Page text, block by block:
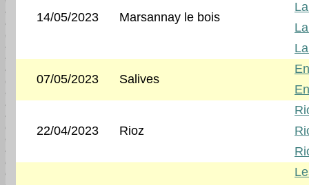
14/05/2023 Marsannay le bois
07/05/2023 Salives
22/04/2023 Rioz